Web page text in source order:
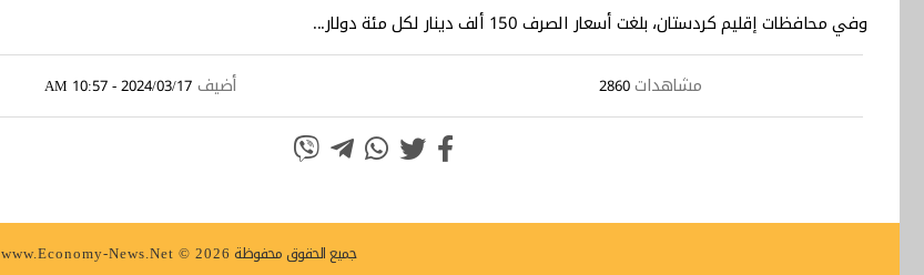
وفي محافظات إقليم كردستان، بلغت أسعار الصرف 150 ألف دينار لكل مئة دولار...
مشاهدات2860 أضيف 2024/03/17 - 10:57 AM
جميع الحقوق محفوظة www.Economy-News.Net © 2026